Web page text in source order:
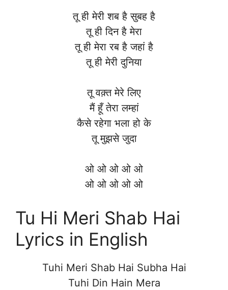
तू ही मेरी शब है सुबह है
तू ही दिन है मेरा
तू ही मेरा रब है जहां है
तू ही मेरी दुनिया
तू वक़्त मेरे लिए
मैं हूँ तेरा लम्हां
कैसे रहेगा भला हो के
तू मुझसे जुदा
ओ ओ ओ ओ ओ
ओ ओ ओ ओ ओ
Tu Hi Meri Shab Hai
Lyrics in English
Tuhi Meri Shab Hai Subha Hai
Tuhi Din Hain Mera